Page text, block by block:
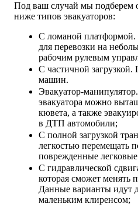
Под ваш случай мы подберем
ниже типов эвакуаторов:
С ломаной платформой.
для перевозки на
рабочим рулевым
С частичной
машин.
Эвакуатор-
эвакуатора можно
кювета, а также
в ДТП автомобили;
С полной загрузкой
легкостью перемещать
поврежденные
С гидравлической
которая сможет менять
Данные варианты идут
маленьким клиренсом;